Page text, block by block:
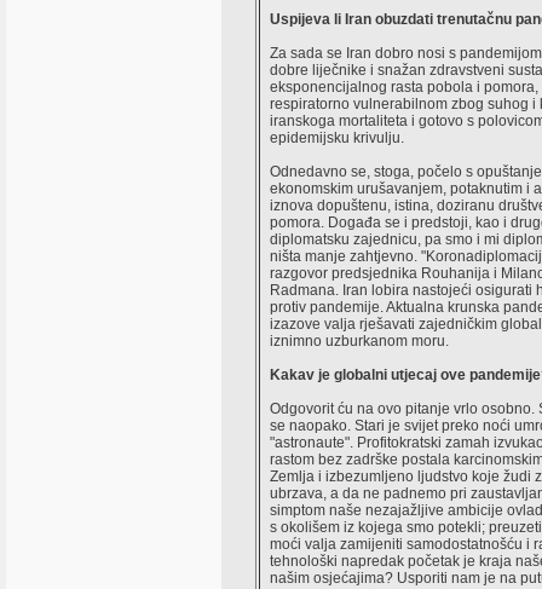
Uspijeva li Iran obuzdati trenutačnu
Za sada se Iran dobro nosi s
dobre liječnike i snažan zdravstveni
eksponencijalnog rasta pobola i
respiratorno vulnerabilnom zbog suhog
iranskoga mortaliteta i gotovo s
epidemijsku krivulju.
Odnedavno se, stoga, počelo s
ekonomskim urušavanjem, potaknutim i
iznova dopuštenu, istina, doziranu
pomora. Događa se i predstoji, kao i
diplomatsku zajednicu, pa smo i mi
ništa manje zahtjevno.
razgovor predsjednika Rouhanija i
Radmana. Iran lobira nastojeći
protiv pandemije. Aktualna krunska
izazove valja rješavati zajedničkim
iznimno uzburkanom moru.
Kakav je globalni utjecaj ove
Odgovorit ću na ovo pitanje vrlo
se naopako. Stari je svijet preko noći
"astronaute". Profitokratski zamah
rastom bez zadrške postala
Zemlja i izbezumljeno ljudstvo koje žudi
ubrzava, a da ne padnemo pri
simptom naše nezajažljive ambicije
s okolišem iz kojega smo potekli;
moći valja zamijeniti samodostatnošću i
tehnološki napredak početak je kraja
našim osjećajima? Usporiti nam je na